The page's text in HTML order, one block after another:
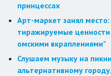
принцессах
Арт-маркет занял
тиражируемые
омскими вкраплениями"
Слушаем музыку на
альтернативному